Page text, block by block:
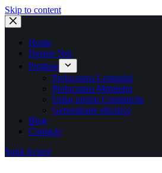
Skip to content
Home
Despre Noi
Produse
Prelucrarea Lemnului
Prelucrarea Metalului
Utilaj pentru Construcție
Generatoare electrice
Blog
Contacte
Sună Acum!